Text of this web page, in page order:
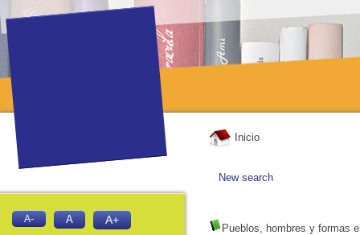
Inicio
New search
Pueblos, hombres y formas
A- A A+